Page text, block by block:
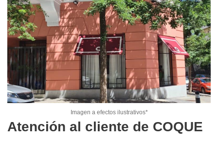
Imagen a efectos ilustrativos*
Atención al cliente de COQUE